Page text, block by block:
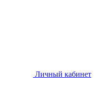
Личный кабинет